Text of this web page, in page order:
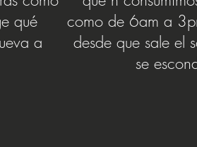
qué
va a
como de 6am a
desde que sale el
se